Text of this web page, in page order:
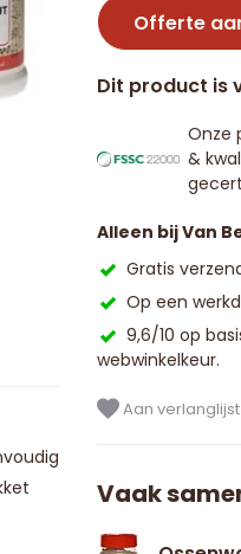
Offerte
Dit product is
Onze
&
Alleen bij Van
Gratis
Op een
9,6/10 op
webwinkelkeur.
Aan
Vaak